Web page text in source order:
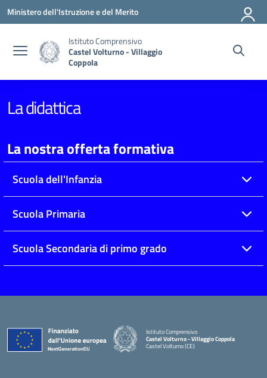
Vai ai contenuti
Vai al menu di navigazione
Vai al footer
Ministero dell'Istruzione e del Merito
Istituto Comprensivo
Castel Volturno - Villaggio
Coppola
La didattica
La nostra offerta formativa
Scuola dell'Infanzia
Scuola Primaria
Scuola Secondaria di primo grado
Istituto Comprensivo
Castel Volturno - Villaggio Coppola
Castel Volturno (CE)